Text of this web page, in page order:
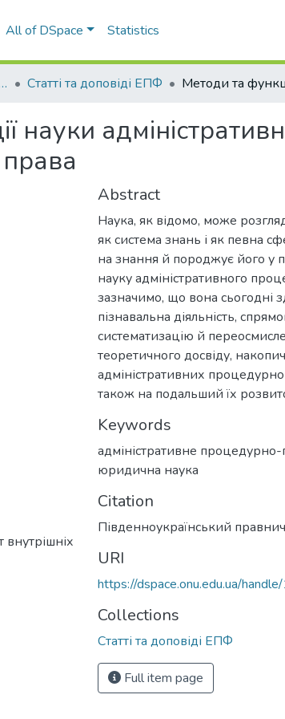
All of DSpace Statistics
факультет Статті та доповіді ЕПФ
науки
Abstract
Наука, як відомо, може
як система знань і як певна
на знання й породжує його у
науку адміністративного
зазначимо, що вона сьогодні
пізнавальна діяльність,
систематизацію й
теоретичного досвіду,
адміністративних
також на подальший їх
Keywords
адміністративне
юридична наука
Citation
Південноукраїнський
URI
https://dspace.onu.edu.ua/
Collections
Статті та доповіді ЕПФ
Full item page